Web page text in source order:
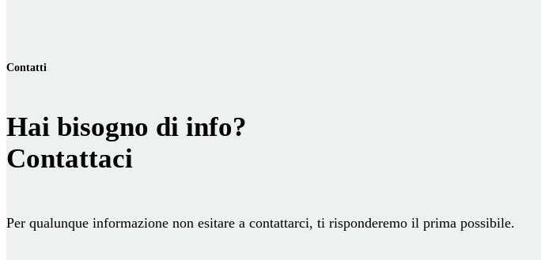
Contatti
Hai bisogno di info?
Contattaci
Per qualunque informazione non esitare a contattarci, ti risponderemo il prima possibile.